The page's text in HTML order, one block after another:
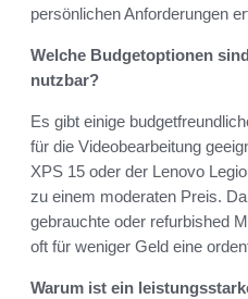
persönlichen Anforderungen
Welche Budgetoptionen
nutzbar?
Es gibt einige
für die Videobearbeitung
XPS 15 oder der Lenovo
zu einem moderaten Preis.
gebrauchte oder refurbished
oft für weniger Geld eine
Warum ist ein